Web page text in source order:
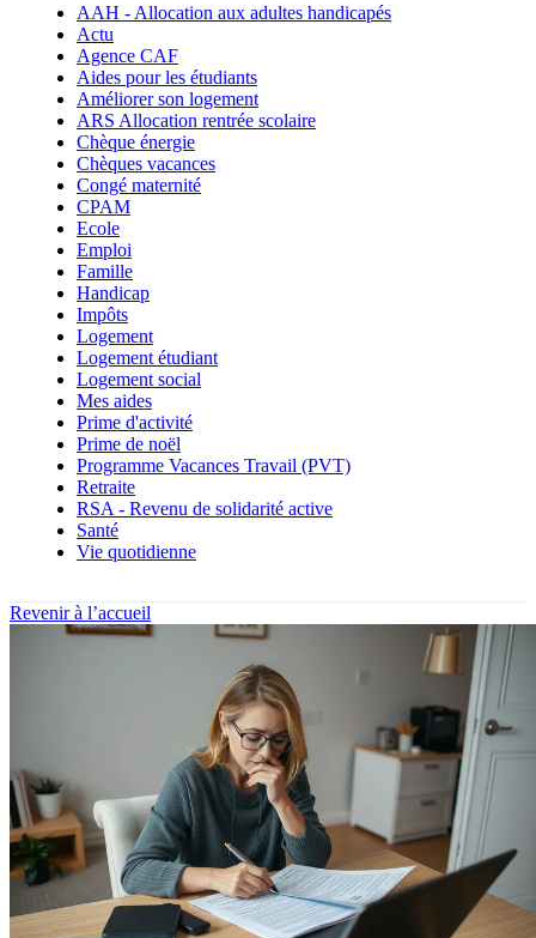
AAH - Allocation aux adultes handicapés
Actu
Agence CAF
Aides pour les étudiants
Améliorer son logement
ARS Allocation rentrée scolaire
Chèque énergie
Chèques vacances
Congé maternité
CPAM
Ecole
Emploi
Famille
Handicap
Impôts
Logement
Logement étudiant
Logement social
Mes aides
Prime d'activité
Prime de noël
Programme Vacances Travail (PVT)
Retraite
RSA - Revenu de solidarité active
Santé
Vie quotidienne
Revenir à l’accueil